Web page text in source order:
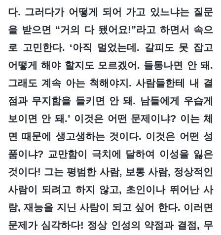
다. 그러다가 어떻게 되어 가고 있느냐는 질문
을 받으면 “거의 다 됐어요!”라고 하면서 속으
로 고민한다. ‘아직 멀었는데. 갈피도 못 잡고
어떻게 해야 할지도 모르겠어. 들통나면 안 돼.
그래도 계속 아는 척해야지. 사람들한테 내 결
점과 무지함을 들키면 안 돼. 남들에게 우습게
보이면 안 돼.’ 이것은 어떤 문제이냐? 이는 체
면 때문에 생고생하는 것이다. 이것은 어떤 성
품이냐? 교만함이 극치에 달하여 이성을 잃은
것이다! 그는 평범한 사람, 보통 사람, 정상적인
사람이 되려고 하지 않고, 초인이나 뛰어난 사
람, 재능을 지닌 사람이 되고 싶어 한다. 이러면
문제가 심각하다! 정상 인성의 약점과 결점, 무